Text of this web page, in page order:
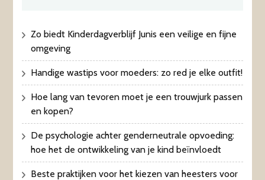
Zo biedt Kinderdagverblijf Junis een veilige en fijne
omgeving
Handige wastips voor moeders: zo red je elke outfit!
Hoe lang van tevoren moet je een trouwjurk passen
en kopen?
De psychologie achter genderneutrale opvoeding:
hoe het de ontwikkeling van je kind beïnvloedt
Beste praktijken voor het kiezen van heesters voor